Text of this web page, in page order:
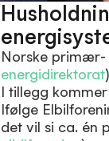
Norske
energidirektorat
I tillegg
Ifølge
det vil si ca. én